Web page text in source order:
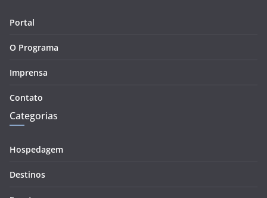
Portal
O Programa
Imprensa
Contato
Categorias
Hospedagem
Destinos